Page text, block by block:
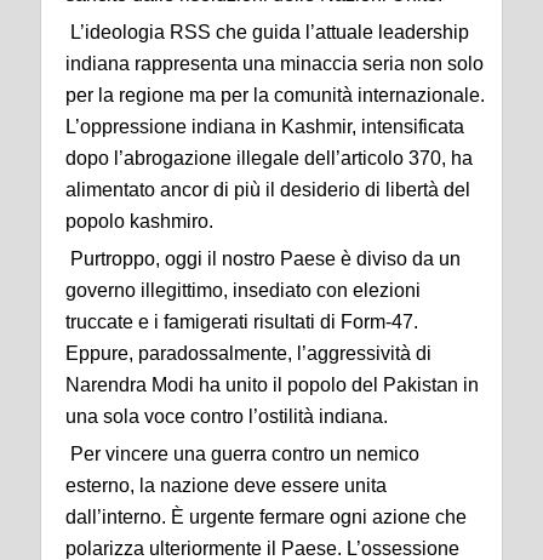
L’ideologia RSS che guida l’attuale leadership
indiana rappresenta una minaccia seria non solo
per la regione ma per la comunità internazionale.
L’oppressione indiana in Kashmir, intensificata
dopo l’abrogazione illegale dell’articolo 370, ha
alimentato ancor di più il desiderio di libertà del
popolo kashmiro.
Purtroppo, oggi il nostro Paese è diviso da un
governo illegittimo, insediato con elezioni
truccate e i famigerati risultati di Form-47.
Eppure, paradossalmente, l’aggressività di
Narendra Modi ha unito il popolo del Pakistan in
una sola voce contro l’ostilità indiana.
Per vincere una guerra contro un nemico
esterno, la nazione deve essere unita
dall’interno. È urgente fermare ogni azione che
polarizza ulteriormente il Paese. L’ossessione